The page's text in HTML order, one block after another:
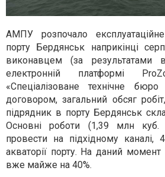
АМПУ розпочало
порту Бердянськ наприкінці
виконавцем (за результатами
електронній платформі
«Спеціалізоване технічне
договором, загальний обсяг
підрядник в порту Бердянськ
Основні роботи (1,39 млн
провести на підхідному
акваторії порту. На даний момент
вже майже на 40%.